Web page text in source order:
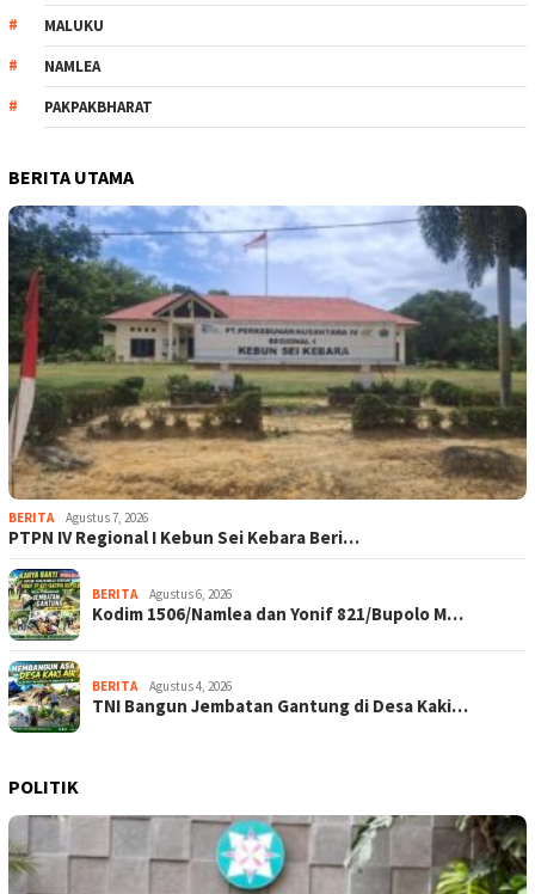
MALUKU
NAMLEA
PAKPAKBHARAT
BERITA UTAMA
BERITA Agustus 7, 2026
PTPN IV Regional I Kebun Sei Kebara Beri…
BERITA Agustus 6, 2026
Kodim 1506/Namlea dan Yonif 821/Bupolo M…
BERITA Agustus 4, 2026
TNI Bangun Jembatan Gantung di Desa Kaki…
POLITIK